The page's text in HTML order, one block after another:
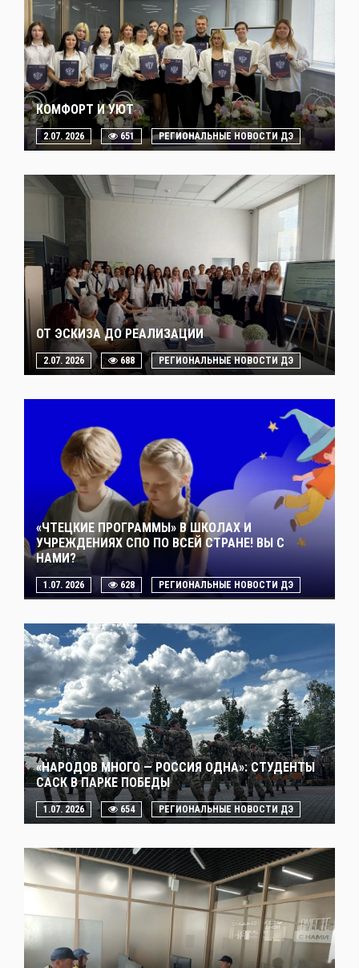
КОМФОРТ И УЮТ
2.07. 2026 651 РЕГИОНАЛЬНЫЕ НОВОСТИ ДЭ
ОТ ЭСКИЗА ДО РЕАЛИЗАЦИИ
2.07. 2026 688 РЕГИОНАЛЬНЫЕ НОВОСТИ ДЭ
«ЧТЕЦКИЕ ПРОГРАММЫ» В ШКОЛАХ И
УЧРЕЖДЕНИЯХ СПО ПО ВСЕЙ СТРАНЕ! ВЫ С
НАМИ?
1.07. 2026 628 РЕГИОНАЛЬНЫЕ НОВОСТИ ДЭ
«НАРОДОВ МНОГО — РОССИЯ ОДНА»: СТУДЕНТЫ
САСК В ПАРКЕ ПОБЕДЫ
1.07. 2026 654 РЕГИОНАЛЬНЫЕ НОВОСТИ ДЭ